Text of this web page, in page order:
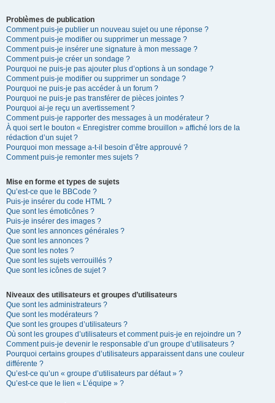
Problèmes de publication
Comment puis-je publier un nouveau sujet ou une réponse ?
Comment puis-je modifier ou supprimer un message ?
Comment puis-je insérer une signature à mon message ?
Comment puis-je créer un sondage ?
Pourquoi ne puis-je pas ajouter plus d’options à un sondage ?
Comment puis-je modifier ou supprimer un sondage ?
Pourquoi ne puis-je pas accéder à un forum ?
Pourquoi ne puis-je pas transférer de pièces jointes ?
Pourquoi ai-je reçu un avertissement ?
Comment puis-je rapporter des messages à un modérateur ?
À quoi sert le bouton « Enregistrer comme brouillon » affiché lors de la
rédaction d’un sujet ?
Pourquoi mon message a-t-il besoin d’être approuvé ?
Comment puis-je remonter mes sujets ?
Mise en forme et types de sujets
Qu’est-ce que le BBCode ?
Puis-je insérer du code HTML ?
Que sont les émoticônes ?
Puis-je insérer des images ?
Que sont les annonces générales ?
Que sont les annonces ?
Que sont les notes ?
Que sont les sujets verrouillés ?
Que sont les icônes de sujet ?
Niveaux des utilisateurs et groupes d’utilisateurs
Que sont les administrateurs ?
Que sont les modérateurs ?
Que sont les groupes d’utilisateurs ?
Où sont les groupes d’utilisateurs et comment puis-je en rejoindre un ?
Comment puis-je devenir le responsable d’un groupe d’utilisateurs ?
Pourquoi certains groupes d’utilisateurs apparaissent dans une couleur
différente ?
Qu’est-ce qu’un « groupe d’utilisateurs par défaut » ?
Qu’est-ce que le lien « L’équipe » ?